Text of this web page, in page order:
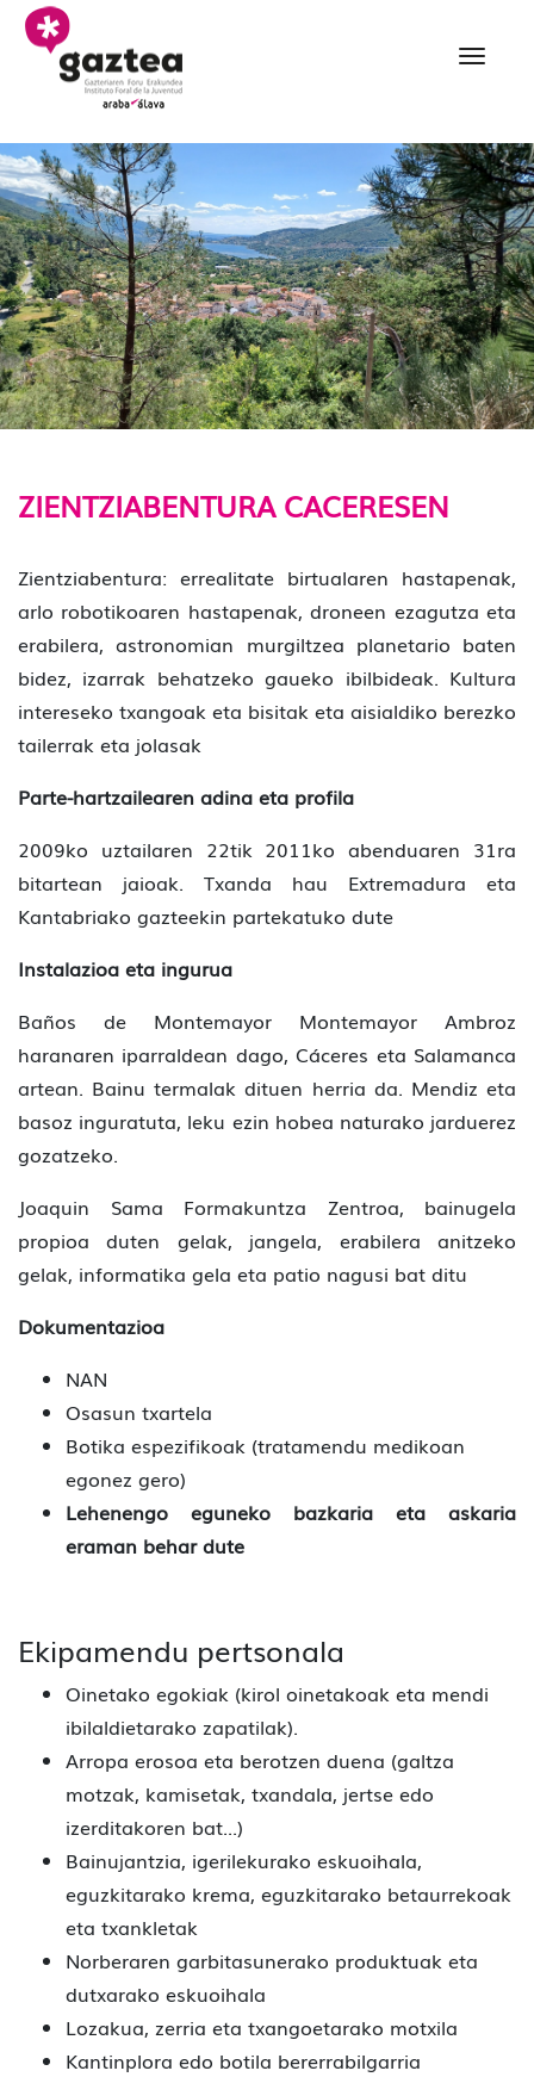
Eduki nagusira joan
020 Zientziabentura
ZIENTZIABENTURA CACERESEN
Zientziabentura: errealitate birtualaren hastapenak,
arlo robotikoaren hastapenak, droneen ezagutza eta
erabilera, astronomian murgiltzea planetario baten
bidez, izarrak behatzeko gaueko ibilbideak. Kultura
intereseko txangoak eta bisitak eta aisialdiko berezko
tailerrak eta jolasak
Parte-hartzailearen adina eta profila
2009ko uztailaren 22tik 2011ko abenduaren 31ra
bitartean jaioak. Txanda hau Extremadura eta
Kantabriako gazteekin partekatuko dute
Instalazioa eta ingurua
Baños de Montemayor Montemayor Ambroz
haranaren iparraldean dago, Cáceres eta Salamanca
artean. Bainu termalak dituen herria da. Mendiz eta
basoz inguratuta, leku ezin hobea naturako jarduerez
gozatzeko.
Joaquin Sama Formakuntza Zentroa, bainugela
propioa duten gelak, jangela, erabilera anitzeko
gelak, informatika gela eta patio nagusi bat ditu
Dokumentazioa
NAN
Osasun txartela
Botika espezifikoak (tratamendu medikoan
egonez gero)
Lehenengo eguneko bazkaria eta askaria
eraman behar dute
Ekipamendu pertsonala
Oinetako egokiak (kirol oinetakoak eta mendi
ibilaldietarako zapatilak).
Arropa erosoa eta berotzen duena (galtza
motzak, kamisetak, txandala, jertse edo
izerditakoren bat...)
Bainujantzia, igerilekurako eskuoihala,
eguzkitarako krema, eguzkitarako betaurrekoak
eta txankletak
Norberaren garbitasunerako produktuak eta
dutxarako eskuoihala
Lozakua, zerria eta txangoetarako motxila
Kantinplora edo botila bererrabilgarria